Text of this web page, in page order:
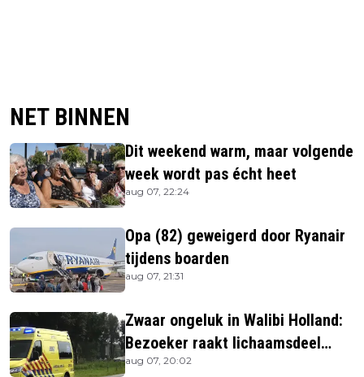
NET BINNEN
Dit weekend warm, maar volgende
week wordt pas écht heet
aug 07, 22:24
Opa (82) geweigerd door Ryanair
tijdens boarden
aug 07, 21:31
Zwaar ongeluk in Walibi Holland:
Bezoeker raakt lichaamsdeel
kwijt
aug 07, 20:02